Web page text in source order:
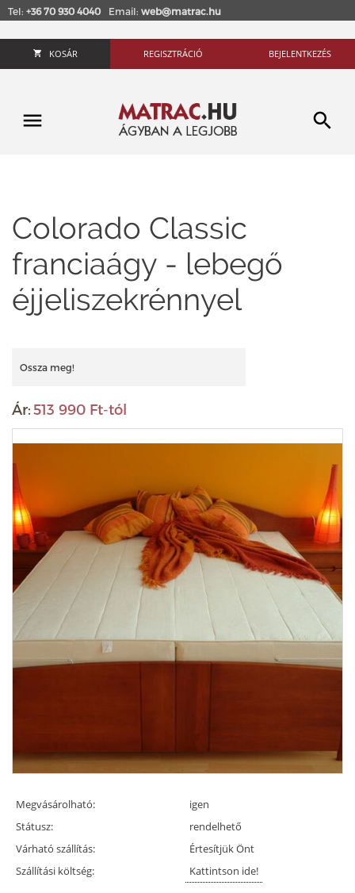
Tel: +36 70 930 4040 Email: web@matrac.hu
KOSÁR REGISZTRÁCIÓ BEJELENTKEZÉS
Colorado Classic
franciaágy - lebegő
éjjeliszekrénnyel
Ossza meg!
Ár: 513 990 Ft-tól
Megvásárolható:
igen
Státusz:
rendelhető
Várható szállítás:
Értesítjük Önt
Szállítási költség:
Kattintson ide!